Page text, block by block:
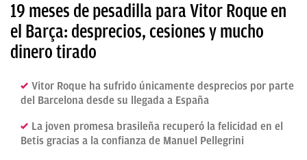
19 meses de pesadilla para Vitor Roque en
el Barça: desprecios, cesiones y mucho
dinero tirado
Vitor Roque ha sufrido únicamente desprecios por parte
del Barcelona desde su llegada a España
La joven promesa brasileña recuperó la felicidad en el
Betis gracias a la confianza de Manuel Pellegrini